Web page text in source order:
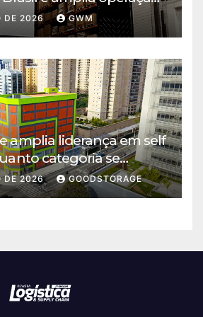
DE 2026 GWM
amplia liderança em self
categoria se
São Paulo
DE 2026 GOODSTORAGE